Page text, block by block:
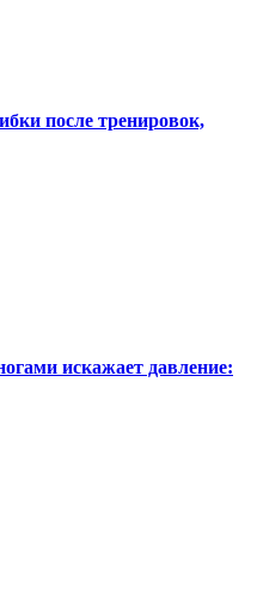
после тренировок,
искажает давление: